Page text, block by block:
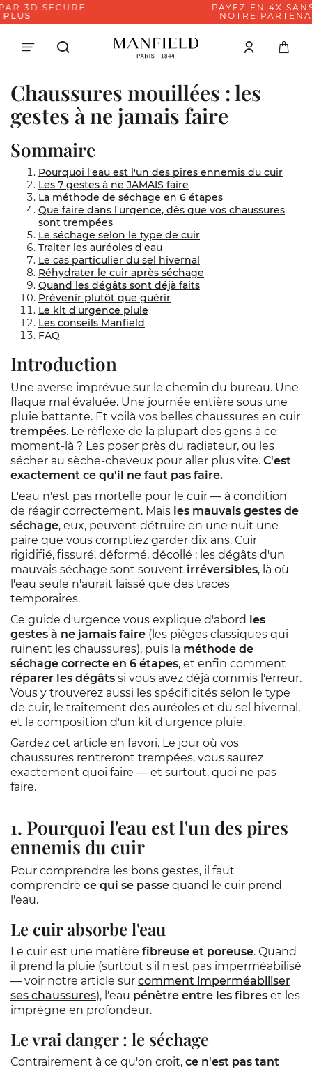
PAYEZ EN 4X SANS FRAIS AVEC
NOTRE PARTENAIRE PAYPAL
Chaussures mouillées : les
gestes à ne jamais faire
Sommaire
Pourquoi l'eau est l'un des pires ennemis du cuir
Les 7 gestes à ne JAMAIS faire
La méthode de séchage en 6 étapes
Que faire dans l'urgence, dès que vos chaussures
sont trempées
Le séchage selon le type de cuir
Traiter les auréoles d'eau
Le cas particulier du sel hivernal
Réhydrater le cuir après séchage
Quand les dégâts sont déjà faits
Prévenir plutôt que guérir
Le kit d'urgence pluie
Les conseils Manfield
FAQ
Introduction
Une averse imprévue sur le chemin du bureau. Une
flaque mal évaluée. Une journée entière sous une
pluie battante. Et voilà vos belles chaussures en cuir
trempées. Le réflexe de la plupart des gens à ce
moment-là ? Les poser près du radiateur, ou les
sécher au sèche-cheveux pour aller plus vite. C'est
exactement ce qu'il ne faut pas faire.
L'eau n'est pas mortelle pour le cuir — à condition
de réagir correctement. Mais les mauvais gestes de
séchage, eux, peuvent détruire en une nuit une
paire que vous comptiez garder dix ans. Cuir
rigidifié, fissuré, déformé, décollé : les dégâts d'un
mauvais séchage sont souvent irréversibles, là où
l'eau seule n'aurait laissé que des traces
temporaires.
Ce guide d'urgence vous explique d'abord les
gestes à ne jamais faire (les pièges classiques qui
ruinent les chaussures), puis la méthode de
séchage correcte en 6 étapes, et enfin comment
réparer les dégâts si vous avez déjà commis l'erreur.
Vous y trouverez aussi les spécificités selon le type
de cuir, le traitement des auréoles et du sel hivernal,
et la composition d'un kit d'urgence pluie.
Gardez cet article en favori. Le jour où vos
chaussures rentreront trempées, vous saurez
exactement quoi faire — et surtout, quoi ne pas
faire.
1. Pourquoi l'eau est l'un des pires
ennemis du cuir
Pour comprendre les bons gestes, il faut
comprendre ce qui se passe quand le cuir prend
l'eau.
Le cuir absorbe l'eau
Le cuir est une matière fibreuse et poreuse. Quand
il prend la pluie (surtout s'il n'est pas imperméabilisé
— voir notre article sur comment imperméabiliser
ses chaussures), l'eau pénètre entre les fibres et les
imprègne en profondeur.
Le vrai danger : le séchage
Contrairement à ce qu'on croit, ce n'est pas tant